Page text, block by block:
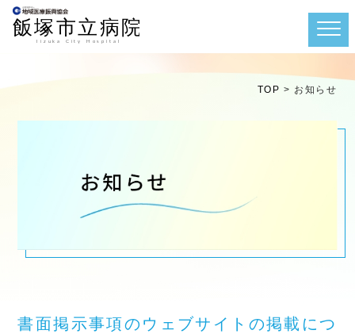
TOP > お知らせ
書面掲示事項のウェブサイトの掲載につ